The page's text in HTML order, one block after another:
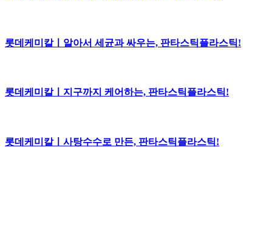
롯데케미칼ㅣ알아서 세균과 싸우는, 판타스틱플라스틱!
롯데케미칼ㅣ지구까지 케어하는, 판타스틱플라스틱!
롯데케미칼ㅣ사탕수수로 만든, 판타스틱플라스틱!